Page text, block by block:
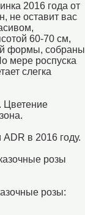
2016 года от
не оставит вас
60-70 см,
формы, собраны
мере роспуска
слегка
Цветение
ADR в 2016 году.
розы
розы: